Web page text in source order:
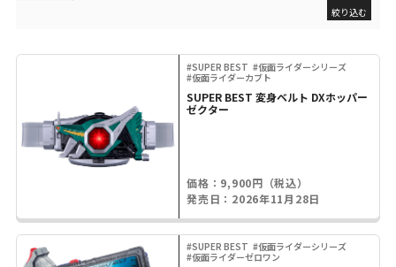
絞り込む
#SUPER BEST #仮面ライダーシリーズ
#仮面ライダーカブト
SUPER BEST 変身ベルト DXホッパー
ゼクター
価格：9,900円（税込）
発売日：2026年11月28日
#SUPER BEST #仮面ライダーシリーズ
#仮面ライダーゼロワン